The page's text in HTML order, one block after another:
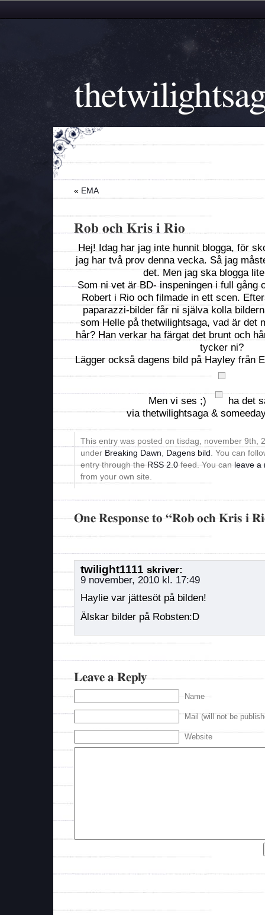
« EMA
Rob och Kris i Rio
Hej! Idag har jag inte hunnit blogga, för
jag har två prov denna vecka. Så jag
det. Men jag ska blogga
Som ni vet är BD- inspeningen i full gång
Robert i Rio och filmade in ett scen.
paparazzi-bilder får ni själva kolla
som Helle på thetwilightsaga, vad är det
hår? Han verkar ha färgat det brunt och
tycker ni?
Lägger också dagens bild på Hayley från
Men vi ses ;)
ha det
via thetwilightsaga &
This entry was posted on tisdag, november 9th,
under Breaking Dawn Dagens bild . You can
entry through the RSS 2.0 feed. You can leave a
from your own site.
One Response to “Rob och Kris i
twilight1111 skriver:
9 november, 2010 kl. 17:49
Haylie var jättesöt på bilden!
Älskar bilder på Robsten:D
Leave a Reply
Name
Mail (will not be
Website